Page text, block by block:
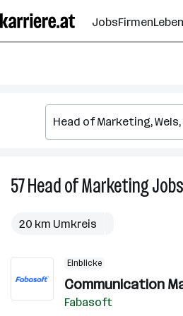
Seiteninhalt
springen
JobsFirmen
57Head of MarketingJobs
20 km Umkreis
Einblicke
Communication
Fabasoft